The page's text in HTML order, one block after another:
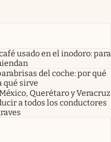
usado en el inodoro: para
del coche: por qué
qué sirve
Querétaro y Veracruz
a todos los conductores